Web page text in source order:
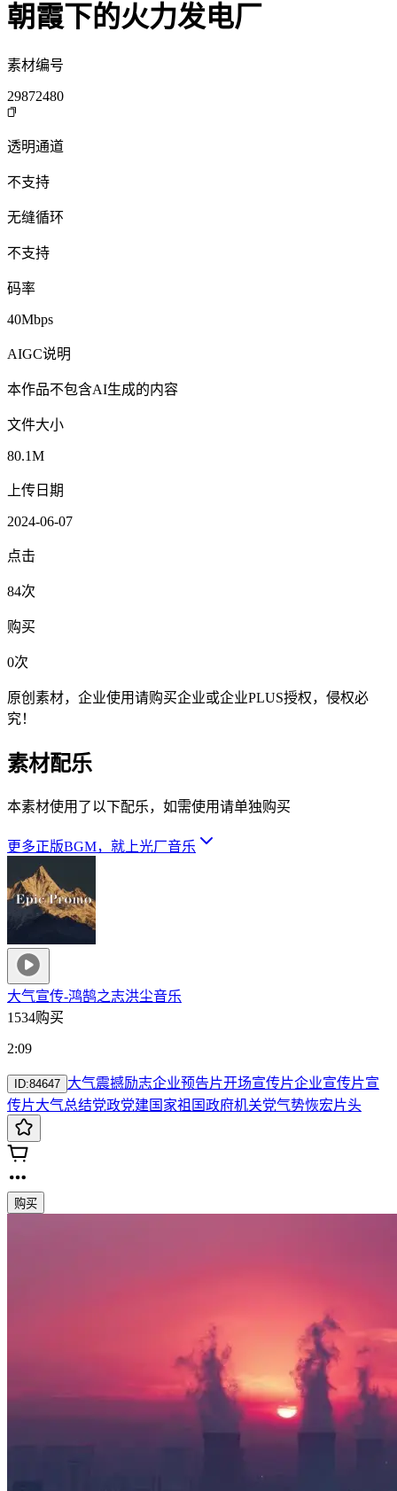
朝霞下的火力发电厂
素材编号
29872480
透明通道
不支持
无缝循环
不支持
码率
40Mbps
AIGC说明
本作品不包含AI生成的内容
文件大小
80.1M
上传日期
2024-06-07
点击
84次
购买
0次
原创素材，企业使用请购买企业或企业PLUS授权，侵权必
究！
素材配乐
本素材使用了以下配乐，如需使用请单独购买
更多正版BGM，就上光厂音乐
大气宣传-鸿鹄之志洪尘音乐
1534购买
2:09
ID:84647 大气震撼励志企业预告片开场宣传片企业宣传片宣
传片大气总结党政党建国家祖国政府机关党气势恢宏片头
购买